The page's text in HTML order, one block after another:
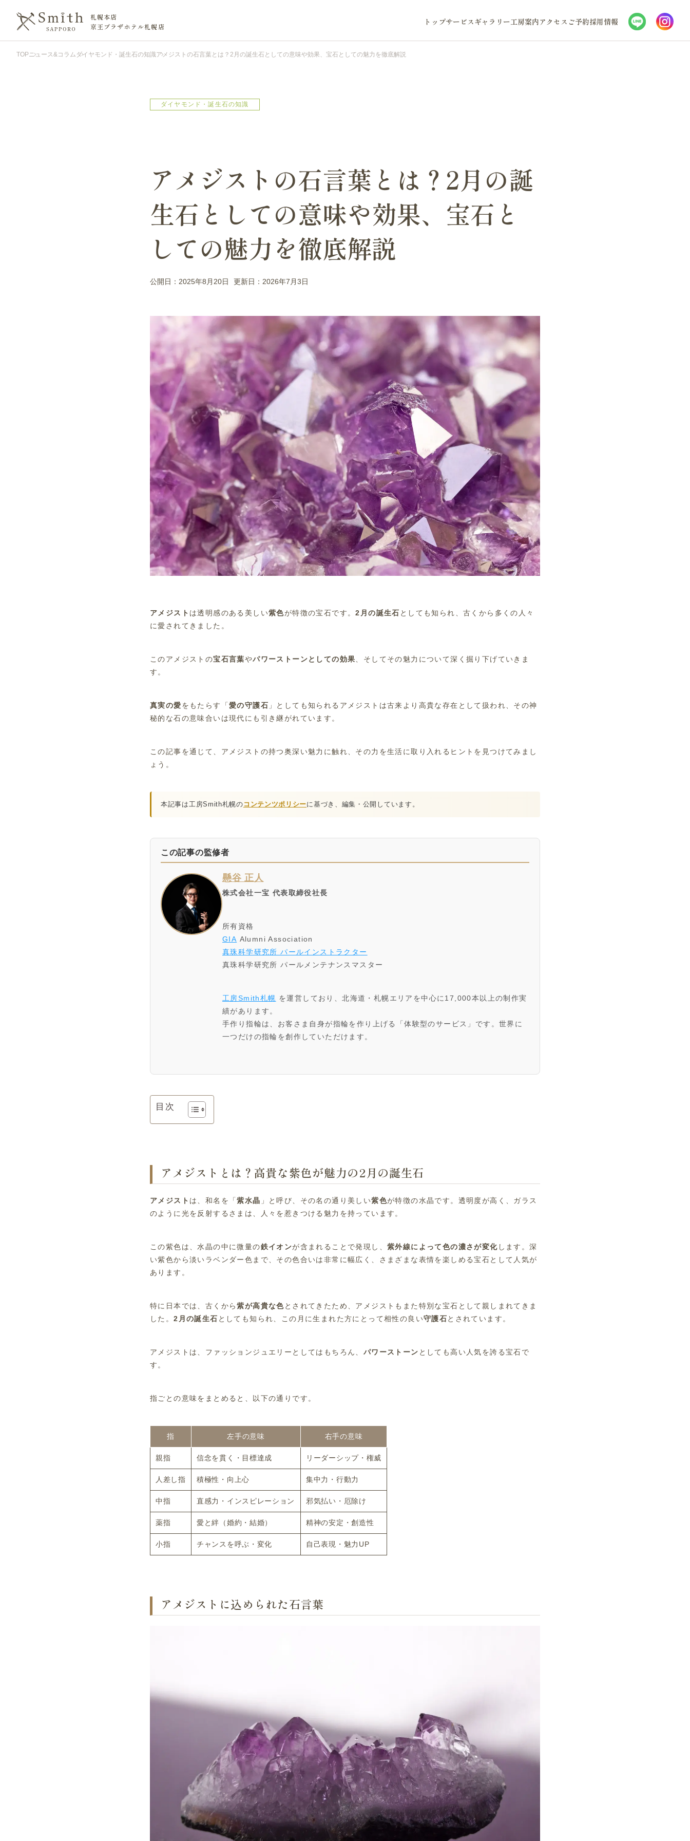
札幌本店
京王プラザホテル札幌店
トップサービスギャラリー工房案内アクセス ご予約採用情報
TOPニュース&コラム ダイヤモンド・誕生石の知識アメジストの石言葉とは？2月の誕生石としての意味や効果、宝石としての魅力を徹底解説
ダイヤモンド・誕生石の知識
アメジストの石言葉とは？2月の誕
生石としての意味や効果、宝石と
しての魅力を徹底解説
公開日：2025年8月20日 更新日：2026年7月3日
アメジスト は透明感のある美しい紫色が特徴の宝石です。2月の誕生石 としても知られ、古くから多くの人々
に愛されてきました。
このアメジストの宝石言葉やパワーストーンとしての効果、そしてその魅力について深く掘り下げていきま
す。
真実の愛をもたらす「愛の守護石 」としても知られるアメジストは古来より高貴な存在として扱われ、その神
秘的な石の意味合いは現代にも引き継がれています。
この記事を通じて、アメジストの持つ奥深い魅力に触れ、その力を生活に取り入れるヒントを見つけてみまし
ょう。
本記事は工房Smith札幌の コンテンツポリシーに基づき、編集・公開しています。
この記事の監修者
懸谷 正人
株式会社一宝 代表取締役社長
所有資格
GIA Alumni Association
真珠科学研究所 パールインストラクター
真珠科学研究所 パールメンテナンスマスター
工房Smith札幌 を運営しており、北海道・札幌エリアを中心に17,000本以上の制作実
績があります。
手作り指輪は、お客さま自身が指輪を作り上げる「体験型のサービス」です。世界に
一つだけの指輪を創作していただけます。
目次
アメジストとは？高貴な紫色が魅力の2月の誕生石
アメジスト は、和名を「紫水晶 」と呼び、その名の通り美しい紫色が特徴の水晶です。透明度が高く、ガラス
のように光を反射するさまは、人々を惹きつける魅力を持っています。
この紫色は、水晶の中に微量の鉄イオンが含まれることで発現し、紫外線によって色の濃さが変化 します。深
い紫色から淡いラベンダー色まで、その色合いは非常に幅広く、さまざまな表情を楽しめる宝石として人気が
あります。
特に日本では、古くから紫が高貴な色とされてきたため、アメジストもまた特別な宝石として親しまれてきま
した。2月の誕生石 としても知られ、この月に生まれた方にとって相性の良い守護石とされています。
アメジストは、ファッションジュエリーとしてはもちろん、 パワーストーン としても高い人気を誇る宝石で
す。
指ごとの意味をまとめると、以下の通りです。
指 左手の意味 右手の意味
親指 信念を貫く・目標達成 リーダーシップ・権威
人差し指 積極性・向上心 集中力・行動力
中指 直感力・インスピレーション 邪気払い・厄除け
薬指 愛と絆（婚約・結婚） 精神の安定・創造性
小指 チャンスを呼ぶ・変化 自己表現・魅力UP
アメジストに込められた石言葉